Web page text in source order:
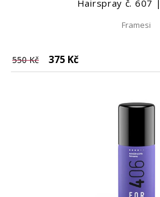
Hairspray č. 607
Framesi
550 Kč 375 Kč